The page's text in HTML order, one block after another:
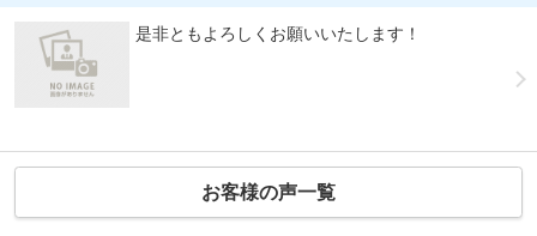
是非ともよろしくお願いいたします！
お客様の声一覧